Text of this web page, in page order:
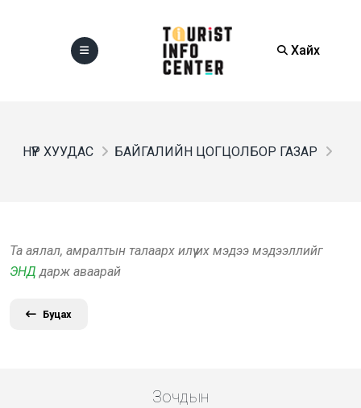
Хайх
НҮҮР ХУУДАС БАЙГАЛИЙН ЦОГЦОЛБОР ГАЗАР
Та аялал, амралтын талаарх илүү их мэдээ мэдээллийг
ЭНД дарж аваарай
Буцах
Зочдын